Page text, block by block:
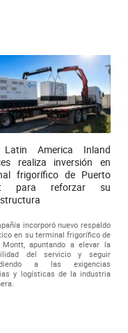
Latin America Inland
realiza inversión en
frigorífico de Puerto
para reforzar su
incorporó nuevo respaldo
en su terminal frigorífico de
Montt, apuntando a elevar la
del servicio y seguir
a las exigencias
y logísticas de la industria